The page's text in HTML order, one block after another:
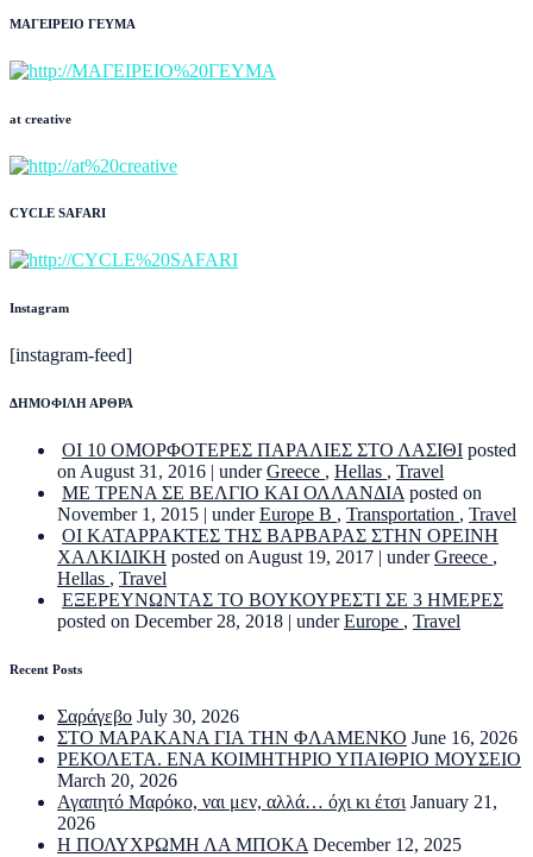
ΜΑΓΕΙΡΕΙΟ ΓΕΥΜΑ
at creative
CYCLE SAFARI
Instagram
[instagram-feed]
ΔΗΜΟΦΙΛΗ ΑΡΘΡΑ
ΟΙ 10 ΟΜΟΡΦΟΤΕΡΕΣ ΠΑΡΑΛΙΕΣ ΣΤΟ ΛΑΣΙΘΙ posted
on August 31, 2016 | underGreece , Hellas , Travel
ΜΕ ΤΡΕΝΑ ΣΕ ΒΕΛΓΙΟ ΚΑΙ ΟΛΛΑΝΔΙΑ posted on
November 1, 2015 | underEurope B , Transportation , Travel
ΟΙ ΚΑΤΑΡΡΑΚΤΕΣ ΤΗΣ ΒΑΡΒΑΡΑΣ ΣΤΗΝ ΟΡΕΙΝΗ
ΧΑΛΚΙΔΙΚΗ posted on August 19, 2017 | underGreece ,
Hellas , Travel
ΕΞΕΡΕΥΝΩΝΤΑΣ ΤΟ ΒΟΥΚΟΥΡΕΣΤΙ ΣΕ 3 ΗΜΕΡΕΣ
posted on December 28, 2018 | underEurope , Travel
Recent Posts
Σαράγεβο July 30, 2026
ΣΤΟ ΜΑΡΑΚΑΝΑ ΓΙΑ ΤΗΝ ΦΛΑΜΕΝΚΟ June 16, 2026
ΡΕΚΟΛΕΤΑ. ΕΝΑ ΚΟΙΜΗΤΗΡΙΟ ΥΠΑΙΘΡΙΟ ΜΟΥΣΕΙΟ
March 20, 2026
Αγαπητό Μαρόκο, ναι μεν, αλλά… όχι κι έτσι January 21,
2026
Η ΠΟΛΥΧΡΩΜΗ ΛΑ ΜΠΟΚΑ December 12, 2025